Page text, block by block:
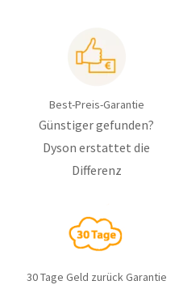
Best-Preis-Garantie
Günstiger gefunden?
Dyson erstattet die
Differenz
30 Tage Geld zurück Garantie